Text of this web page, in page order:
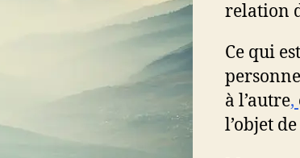
relation
Ce qui
à l’autre,
l’objet